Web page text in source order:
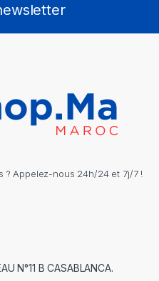
? Appelez-nous 24h/24 et 7j/7 !
N°11 B CASABLANCA.